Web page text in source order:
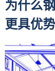
为什么
更具优势